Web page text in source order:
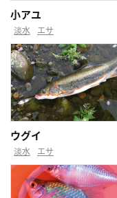
小アユ
淡水 エサ
ウグイ
淡水 エサ